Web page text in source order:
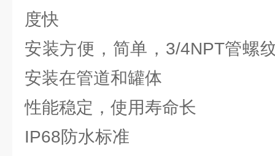
度快
安装方便，简单，3/4NPT管螺
安装在管道和罐体
性能稳定，使用寿命长
IP68防水标准